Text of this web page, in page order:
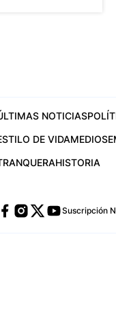
NOTICIAS
DE VIDAMEDIOS
HISTORIA
Suscripción